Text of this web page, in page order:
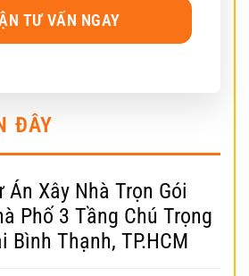
ĐÂY
Án Xây Nhà Trọn Gói
Phố 3 Tầng Chú Trọng
Bình Thạnh, TP.HCM